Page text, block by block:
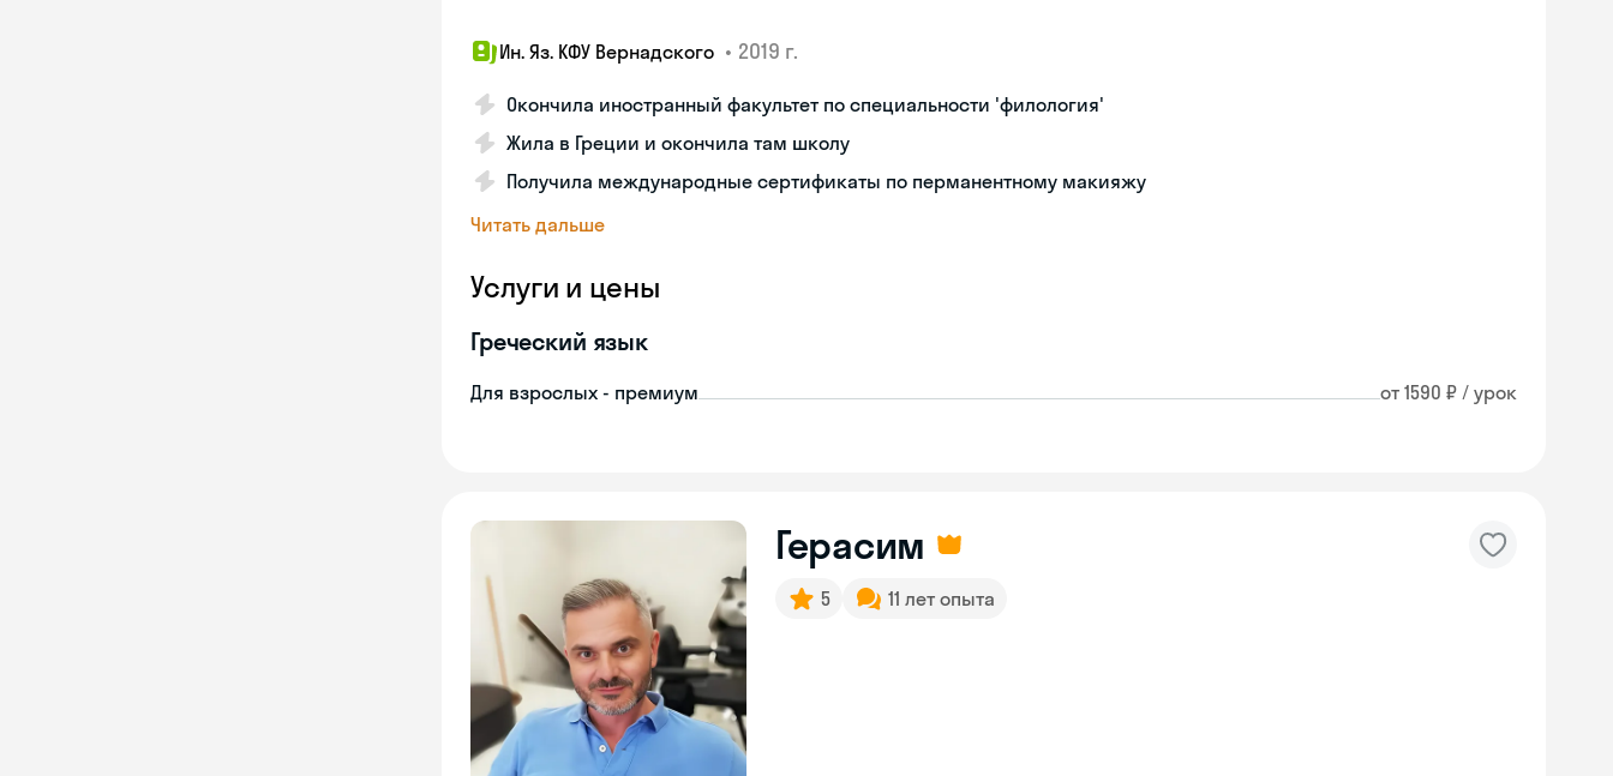
Ин. Яз. КФУ Вернадского • 2019 г.
Окончила иностранный факультет по специальности 'филология'
Жила в Греции и окончила там школу
Получила международные сертификаты по перманентному макияжу
Читать дальше
Услуги и цены
Греческий язык
Для взрослых - премиум от 1590 ₽ / урок
Герасим
5 11 лет опыта